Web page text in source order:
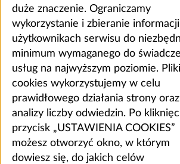
duże znaczenie. Ograniczamy
wykorzystanie i zbieranie
użytkownikach serwisu do
minimum wymaganego do
usług na najwyższym poziomie. Pliki
cookies wykorzystujemy w celu
prawidłowego działania strony oraz
analizy liczby odwiedzin. Po
przycisk „USTAWIENIA COOKIES”
możesz otworzyć okno, w którym
dowiesz się, do jakich celów